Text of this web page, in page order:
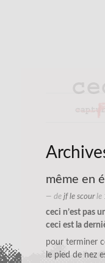
même en
— de jf le scourle
ceci n’est pas
ceci est la
pour terminer
le pied de nez